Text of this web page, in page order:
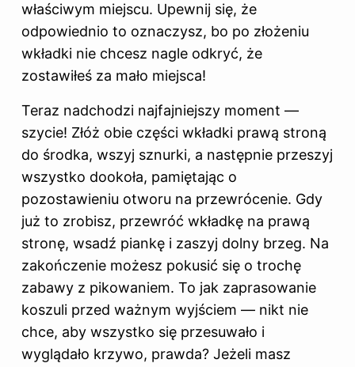
właściwym miejscu. Upewnij się, że
odpowiednio to oznaczysz, bo po złożeniu
wkładki nie chcesz nagle odkryć, że
zostawiłeś za mało miejsca!
Teraz nadchodzi najfajniejszy moment —
szycie! Złóż obie części wkładki prawą stroną
do środka, wszyj sznurki, a następnie przeszyj
wszystko dookoła, pamiętając o
pozostawieniu otworu na przewrócenie. Gdy
już to zrobisz, przewróć wkładkę na prawą
stronę, wsadź piankę i zaszyj dolny brzeg. Na
zakończenie możesz pokusić się o trochę
zabawy z pikowaniem. To jak zaprasowanie
koszuli przed ważnym wyjściem — nikt nie
chce, aby wszystko się przesuwało i
wyglądało krzywo, prawda? Jeżeli masz